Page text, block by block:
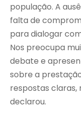
população. A
falta de
para dialogar
Nos preocupa
debate e
sobre a
respostas claras,
declarou.